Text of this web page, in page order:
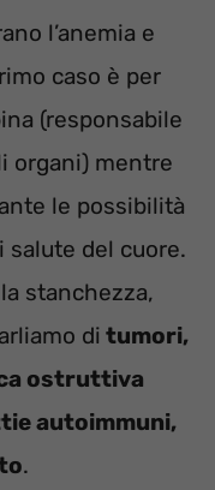
l’anemia e
caso è per
(responsabile
organi) mentre
le possibilità
salute del cuore.
stanchezza,
di tumori,
ostruttiva
autoimmuni,
.